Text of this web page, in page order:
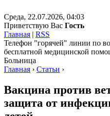
Среда, 22.07.2026, 04:03
Приветствую Вас Гость
Главная | RSS
Телефон "горячей" линии по
бесплатной медицинской
Больница
Главная › Статьи ›
Вакцина против
защита от